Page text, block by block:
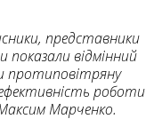
представники
відмінний
протиповітряну
роботи
Марченко.